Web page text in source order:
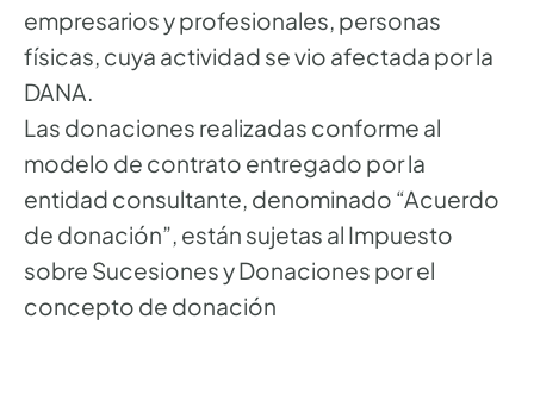
empresarios y profesionales, personas
físicas, cuya actividad se vio afectada por la
DANA.
Las donaciones realizadas conforme al
modelo de contrato entregado por la
entidad consultante, denominado “Acuerdo
de donación”, están sujetas al Impuesto
sobre Sucesiones y Donaciones por el
concepto de donación